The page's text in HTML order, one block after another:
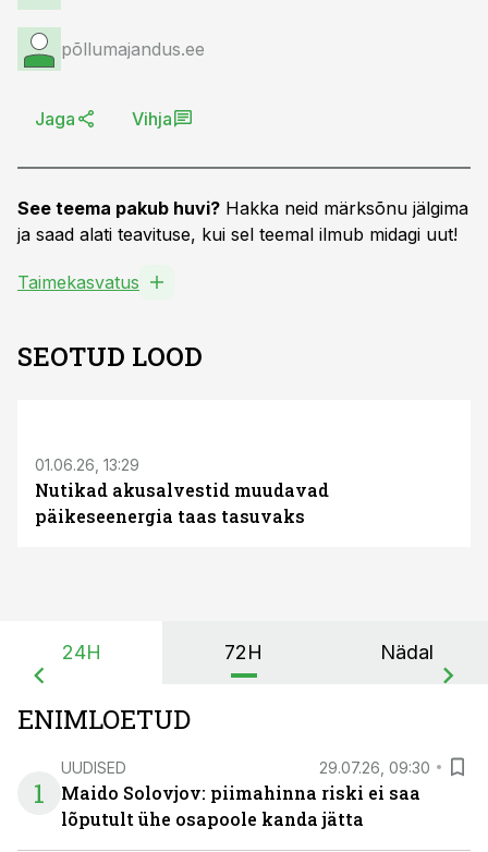
põllumajandus.ee
Jaga Vihja
See teema pakub huvi? Hakka neid märksõnu jälgima
ja saad alati teavituse, kui sel teemal ilmub midagi uut!
Taimekasvatus
SEOTUD LOOD
01.06.26, 13:29
Nutikad akusalvestid muudavad
päikeseenergia taas tasuvaks
24H 72H Nädal
ENIMLOETUD
1
UUDISED 29.07.26, 09:30
Maido Solovjov: piimahinna riski ei saa
lõputult ühe osapoole kanda jätta